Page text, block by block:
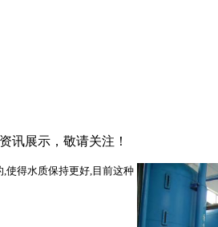
讯展示，敬请关注！
使得水质保持更好,目前这种